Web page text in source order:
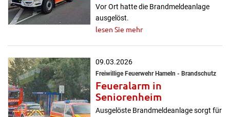
Vor Ort hatte die Brandmeldeanlage
ausgelöst.
lesen Sie mehr
09.03.2026
Freiwillige Feuerwehr Hameln - Brandschutz
Feueralarm in
Seniorenheim
Ausgelöste Brandmeldeanlage sorgt für